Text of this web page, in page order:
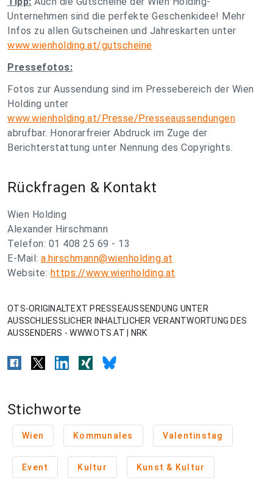
Unternehmen sind die perfekte Geschenkidee! Mehr
Infos zu allen Gutscheinen und Jahreskarten unter
www.wienholding.at/gutscheine
Pressefotos:
Fotos zur Aussendung sind im Pressebereich der Wien
Holding unter
www.wienholding.at/Presse/Presseaussendungen
abrufbar. Honorarfreier Abdruck im Zuge der
Berichterstattung unter Nennung des Copyrights.
Rückfragen & Kontakt
Wien Holding
Alexander Hirschmann
Telefon: 01 408 25 69 - 13
E-Mail: a.hirschmann@wienholding.at
Website: https://www.wienholding.at
OTS-ORIGINALTEXT PRESSEAUSSENDUNG UNTER
AUSSCHLIESSLICHER INHALTLICHER VERANTWORTUNG DES
AUSSENDERS - WWW.OTS.AT | NRK
Stichworte
Wien Kommunales Valentinstag
Event Kultur Kunst & Kultur